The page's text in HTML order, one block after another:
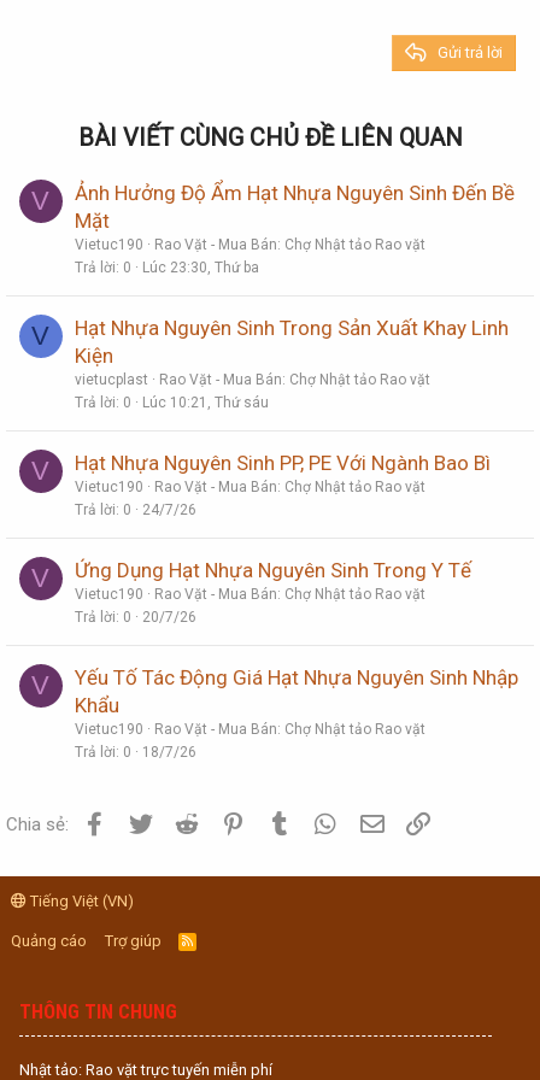
Gửi trả lời
BÀI VIẾT CÙNG CHỦ ĐỀ LIÊN QUAN
V
Ảnh Hưởng Độ Ẩm Hạt Nhựa Nguyên Sinh Đến Bề
Mặt
Vietuc190
Rao Vặt - Mua Bán: Chợ Nhật tảo Rao vặt
Trả lời 0 Lúc 23:30, Thứ ba
V
Hạt Nhựa Nguyên Sinh Trong Sản Xuất Khay Linh
Kiện
vietucplast
Rao Vặt - Mua Bán: Chợ Nhật tảo Rao vặt
Trả lời 0 Lúc 10:21, Thứ sáu
V Hạt Nhựa Nguyên Sinh PP, PE Với Ngành Bao Bì
Vietuc190
Rao Vặt - Mua Bán: Chợ Nhật tảo Rao vặt
Trả lời 0 24/7/26
V Ứng Dụng Hạt Nhựa Nguyên Sinh Trong Y Tế
Vietuc190
Rao Vặt - Mua Bán: Chợ Nhật tảo Rao vặt
Trả lời 0 20/7/26
V
Yếu Tố Tác Động Giá Hạt Nhựa Nguyên Sinh Nhập
Khẩu
Vietuc190
Rao Vặt - Mua Bán: Chợ Nhật tảo Rao vặt
Trả lời 0 18/7/26
Chia sẻ: Facebook
Twitter Reddit PinterestTumblr WhatsApp
Email
Tiếng Việt (VN)
Quảng cáo Trợ giúp
R
S
THÔNG TIN CHUNG
Nhật tảo: Rao vặt trực tuyến miễn phí